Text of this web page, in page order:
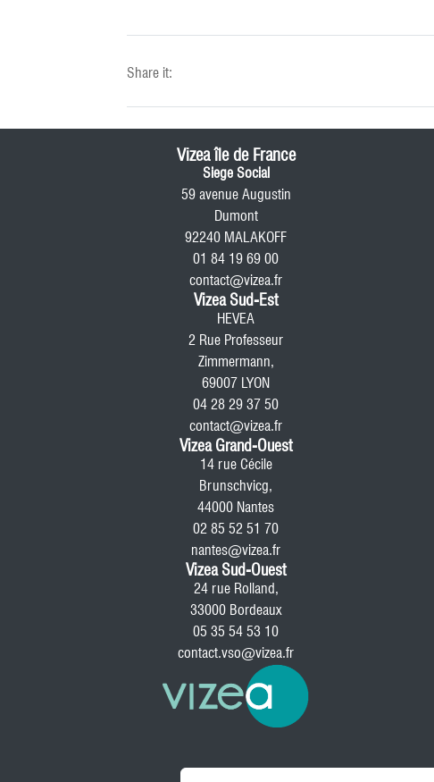
Share it:
Vizea île de France
Siege Social
59 avenue Augustin
Dumont
92240 MALAKOFF
01 84 19 69 00
contact@vizea.fr
Vizea Sud-Est
HEVEA
2 Rue Professeur
Zimmermann,
69007 LYON
04 28 29 37 50
contact@vizea.fr
Vizea Grand-Ouest
14 rue Cécile
Brunschvicg,
44000 Nantes
02 85 52 51 70
nantes@vizea.fr
Vizea Sud-Ouest
24 rue Rolland,
33000 Bordeaux
05 35 54 53 10
contact.vso@vizea.fr